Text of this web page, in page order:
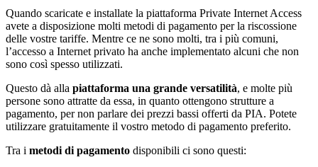
Quando scaricate e installate la piattaforma Private Internet Access
avete a disposizione molti metodi di pagamento per la riscossione
delle vostre tariffe. Mentre ce ne sono molti, tra i più comuni,
l’accesso a Internet privato ha anche implementato alcuni che non
sono così spesso utilizzati.
Questo dà alla piattaforma una grande versatilità, e molte più
persone sono attratte da essa, in quanto ottengono strutture a
pagamento, per non parlare dei prezzi bassi offerti da PIA. Potete
utilizzare gratuitamente il vostro metodo di pagamento preferito.
Tra i metodi di pagamento disponibili ci sono questi: